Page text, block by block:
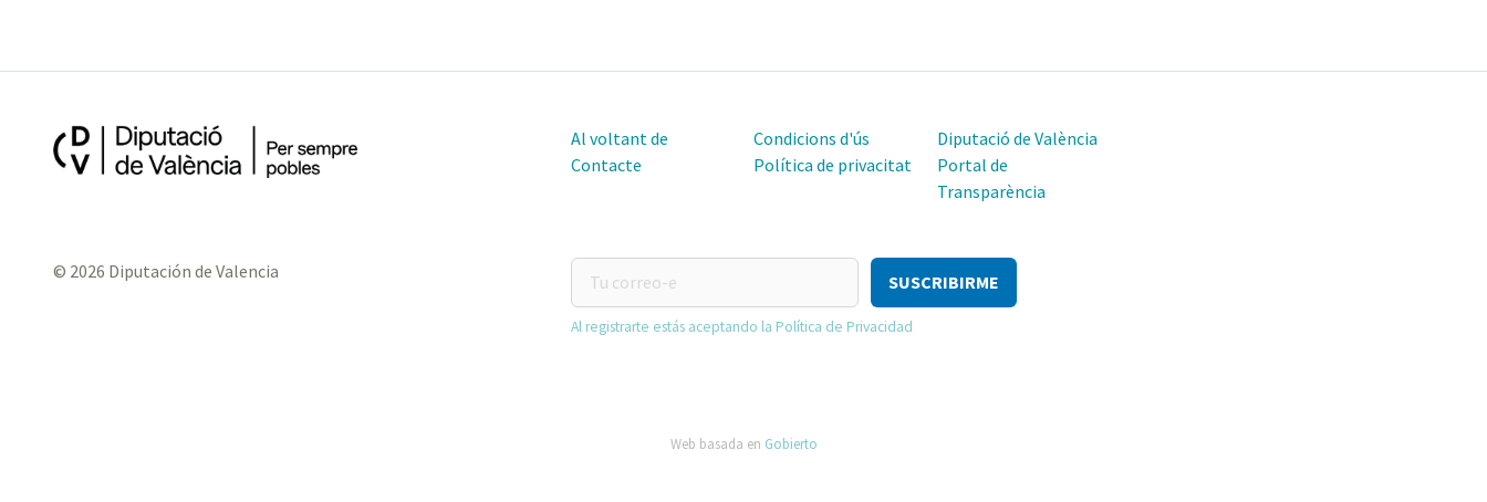
Al voltant de
Contacte
Condicions d'ús
Política de privacitat
Diputació de València
Portal de
Transparència
© 2026 Diputación de Valencia
Tu
correo-
e
Al registrarte estás aceptando la Política de Privacidad
Web basada en Gobierto